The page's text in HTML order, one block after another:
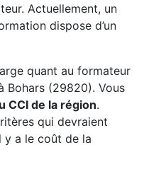
Actuellement, un
dispose d’un
quant au formateur
Bohars (29820). Vous
CCI de la région.
qui devraient
y a le coût de la